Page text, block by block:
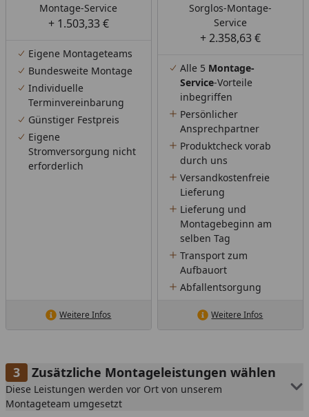
Montage-Service
+ 1.503,33 €
Eigene Montageteams
Bundesweite Montage
Individuelle
Terminvereinbarung
Günstiger Festpreis
Eigene
Stromversorgung nicht
erforderlich
Weitere Infos
Sorglos-Montage-
Service
+ 2.358,63 €
Alle 5 Montage-
Service-Vorteile
inbegriffen
Persönlicher
Ansprechpartner
Produktcheck vorab
durch uns
Versandkostenfreie
Lieferung
Lieferung und
Montagebeginn am
selben Tag
Transport zum
Aufbauort
Abfallentsorgung
Weitere Infos
Zusätzliche Montageleistungen wählen
Diese Leistungen werden vor Ort von unserem
Montageteam umgesetzt